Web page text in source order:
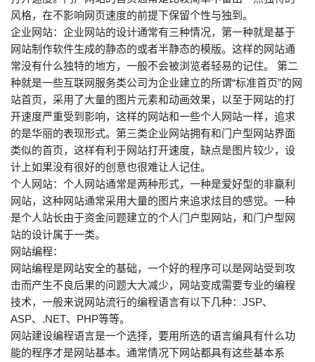
风格，在不影响网页速度的前提下保留个性与独到。
企业网站：企业网站的设计通常有三种情况，第一种就是基于
网站制作软件生成的静态的或者半静态的模版。这样的网站通
常没有什么独特的地方，一般不会被浏览者轻易的记住。 第二
种就是一些互联网服务类公司为企业建立的所谓“标准首页”的网
站首页，采用了大量的图片元素和动画效果，以至于网站的打
开速度严重受到影响，这样的网站和一些个人网站一样，追求
的是华丽的表现形式。第三类企业网站拥有和门户型网站界面
类似的首页，这样有利于网站打开速度，缺点是图片较少，设
计上如果没有很好的创意也很难让人记住。
个人网站：个人网站通常是两种形式，一种是爱好型的非赢利
网站，这种网站通常采用大量的图片来追求炫目的感觉。一种
是个人站长由于资金问题建立的个人门户型网站，和门户型网
站的设计属于一类。
网站编程：
网站编程是网站安全的基础，一个好的程序可以是网站受到攻
击而产生不良后果的问题大大减少，网站变成需要专业的编程
技术，一般来说网站流行的编程语言有以下几种：JSP、
ASP、.NET、PHP等等。
网站建设编程语言是一个选择，要用所选的语言编具有什么功
能的程序才是网站基本。通常情况下网站都具有这些基本系